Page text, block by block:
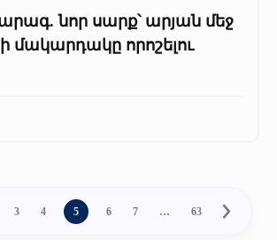
նոր սարք՝ արյան մեջ
մակարդակը որոշելու
3 4 5 6 7 … 63